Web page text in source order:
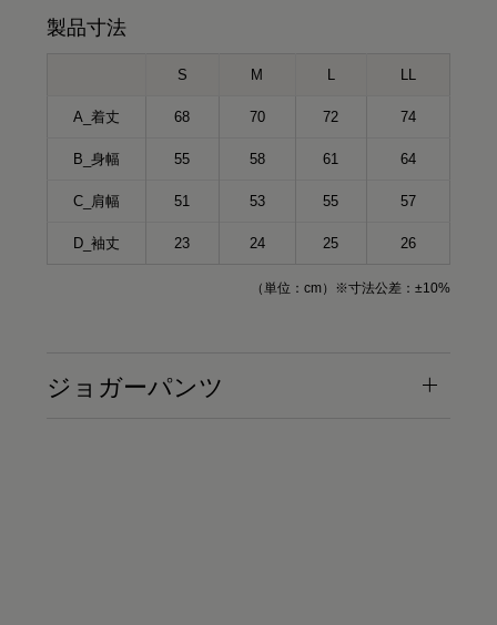
製品寸法
S M
A_着丈 68 70 72 74
B_身幅 55 58 61 64
C_肩幅 51 53 55 57
D_袖丈 23 24 25 26
（単位：cm）※寸法公差：±10%
ジョガーパンツ